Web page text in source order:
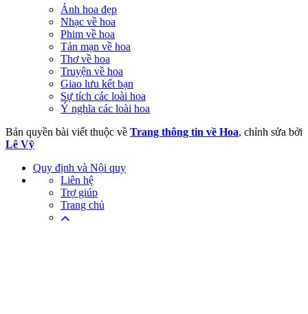
Ảnh hoa đẹp
Nhạc về hoa
Phim về hoa
Tản mạn về hoa
Thơ về hoa
Truyện về hoa
Giao lưu kết bạn
Sự tích các loài hoa
Ý nghĩa các loài hoa
Bản quyền bài viết thuộc về Trang thông tin về Hoa, chỉnh sửa bởi
Lê Vỹ
Quy định và Nội quy
Liên hệ
Trợ giúp
Trang chủ